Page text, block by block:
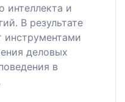
интеллекта и
В результате
инструментами
деловых
в